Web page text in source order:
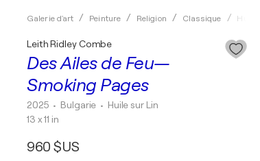
Galerie d'art Peinture Religion Classique Huile
Des Ailes de Feu—
Smoking Pages
Leith Ridley Combe
2025 • Bulgarie • Huile sur Lin
13 x 11 in
960 $US